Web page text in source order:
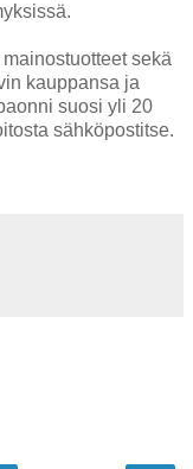
sekä
kauppansa ja
suosi yli 20
sähköpostitse.